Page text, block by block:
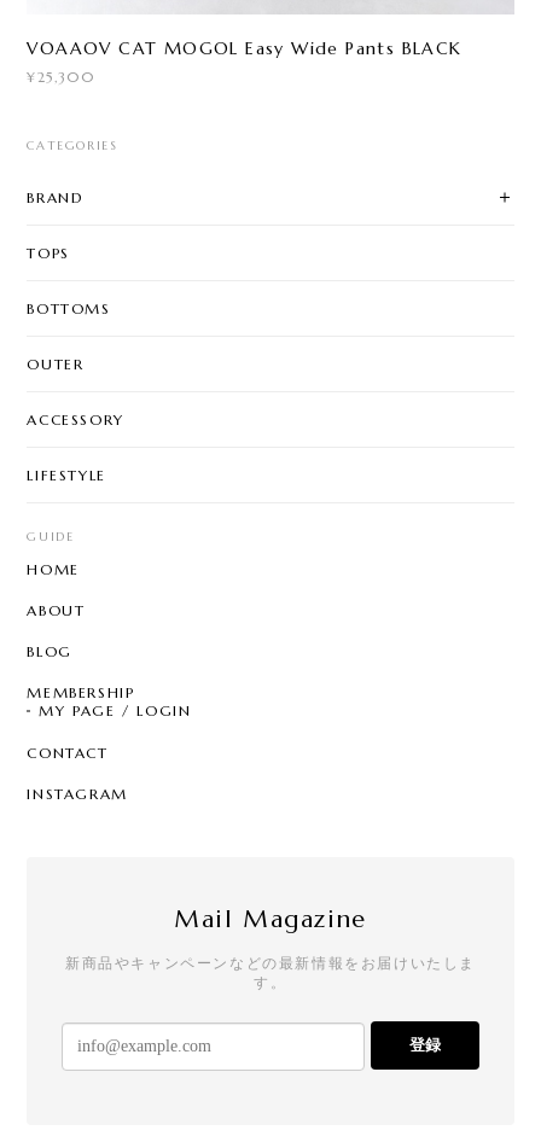
VOAAOV CAT MOGOL Easy Wide Pants BLACK
¥25,300
CATEGORIES
BRAND
TOPS
BOTTOMS
OUTER
ACCESSORY
LIFESTYLE
GUIDE
HOME
ABOUT
BLOG
MEMBERSHIP
MY PAGE / LOGIN
CONTACT
INSTAGRAM
Mail Magazine
新商品やキャンペーンなどの最新情報をお届けいたしま
す。
登録